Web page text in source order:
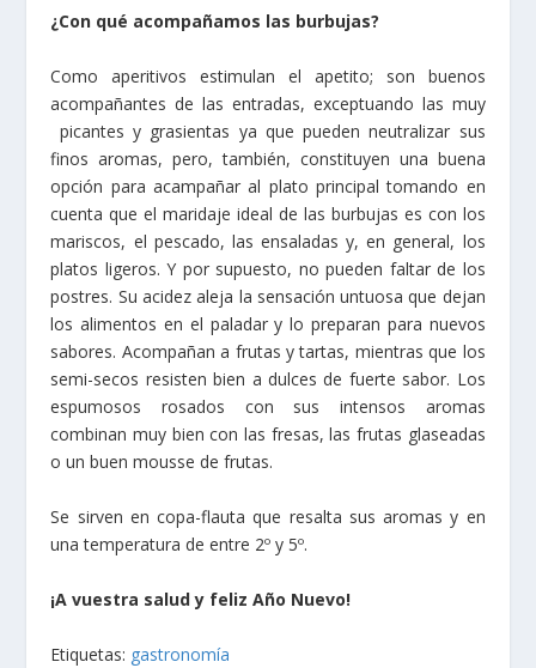
¿Con qué acompañamos las burbujas?
Como aperitivos estimulan el apetito; son buenos
acompañantes de las entradas, exceptuando las muy
picantes y grasientas ya que pueden neutralizar sus
finos aromas, pero, también, constituyen una buena
opción para acampañar al plato principal tomando en
cuenta que el maridaje ideal de las burbujas es con los
mariscos, el pescado, las ensaladas y, en general, los
platos ligeros. Y por supuesto, no pueden faltar de los
postres. Su acidez aleja la sensación untuosa que dejan
los alimentos en el paladar y lo preparan para nuevos
sabores. Acompañan a frutas y tartas, mientras que los
semi-secos resisten bien a dulces de fuerte sabor. Los
espumosos rosados con sus intensos aromas
combinan muy bien con las fresas, las frutas glaseadas
o un buen mousse de frutas.
Se sirven en copa-flauta que resalta sus aromas y en
una temperatura de entre 2º y 5º.
¡A vuestra salud y feliz Año Nuevo!
Etiquetas: gastronomía